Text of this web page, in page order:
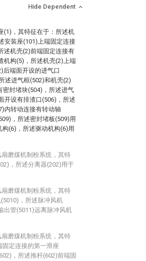
Hide Dependent
(1)，其特征在于：所述机
安装座(101)上端固定连接
述机壳(2)前端固定连接有
机构(5)，所述机壳(2)上端
后端面开设的进气口
述进气框(502)和机壳(2)
密封堵块(504)，所述进气
开设有排渣口(506)，所述
内转动连接有转动轴
，所述密封堵板(509)用
(6)，所述驱动机构(6)用
磨煤机制粉系统，其特
，所述分离器(202)用于
磨煤机制粉系统，其特
，所述脉冲风机
出管(5011)远离脉冲风机
磨煤机制粉系统，其特
定连接的第一滑座
，所述推杆(602)前端固